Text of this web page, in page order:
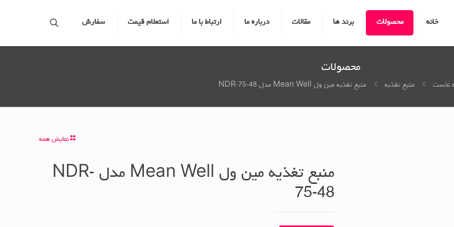
خانه محصولات برند ها مقالات درباره ما ارتباط با ما استعلام قیمت سفارش
محصولات
نخست منبع تغذیه منبع تغذیه مین ول Mean Well مدل NDR-75-48
نمایش همه
منبع تغذیه مین ول Mean Well مدل NDR-
75-48